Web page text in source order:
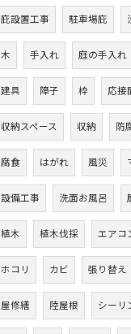
庇設置工事 駐車場庇
木 手入れ 庭の手入れ
建具 障子 枠 応接
収納スペース 収納 防
腐食 はがれ 風災
設備工事 洗面お風呂
植木 植木伐採 エアコ
ホコリ カビ 張り替え
屋修繕 陸屋根 シーリ